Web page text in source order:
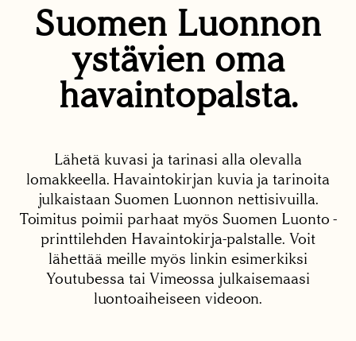
Suomen Luonnon
ystävien oma
havaintopalsta.
Lähetä kuvasi ja tarinasi alla olevalla
lomakkeella. Havaintokirjan kuvia ja tarinoita
julkaistaan Suomen Luonnon nettisivuilla.
Toimitus poimii parhaat myös Suomen Luonto -
printtilehden Havaintokirja-palstalle. Voit
lähettää meille myös linkin esimerkiksi
Youtubessa tai Vimeossa julkaisemaasi
luontoaiheiseen videoon.